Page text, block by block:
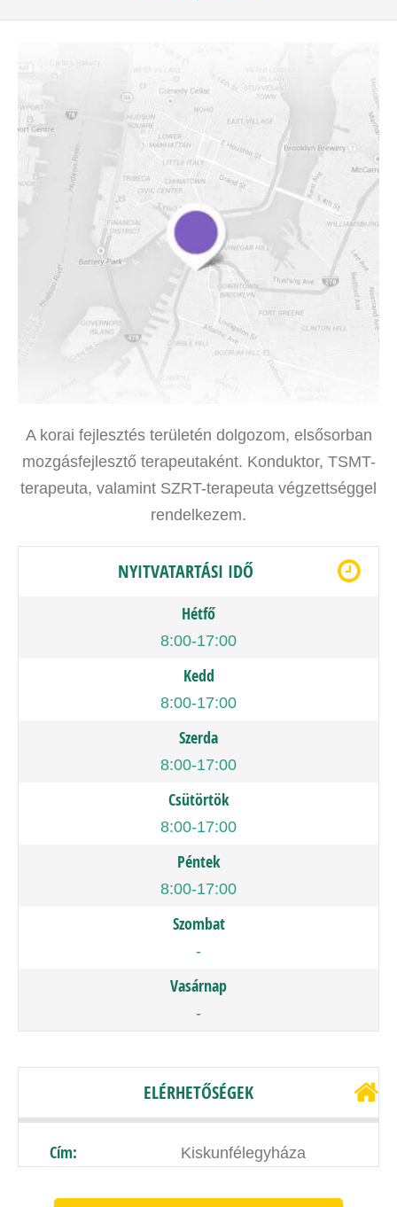
A korai fejlesztés területén dolgozom, elsősorban
mozgásfejlesztő terapeutaként. Konduktor, TSMT-
terapeuta, valamint SZRT-terapeuta végzettséggel
rendelkezem.
NYITVATARTÁSI IDŐ
Hétfő
8:00-17:00
Kedd
8:00-17:00
Szerda
8:00-17:00
Csütörtök
8:00-17:00
Péntek
8:00-17:00
Szombat
-
Vasárnap
-
ELÉRHETŐSÉGEK
Cím: Kiskunfélegyháza